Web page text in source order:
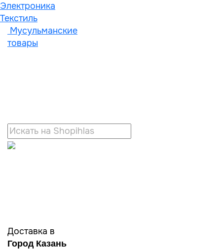
Электроника
Текстиль
Мусульманские
товары
Доставка в
Город Казань